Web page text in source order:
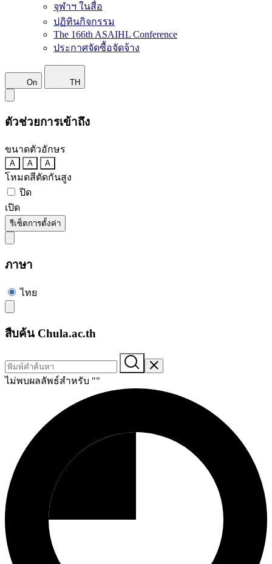
จุฬาฯ ในสื่อ
ปฏิทินกิจกรรม
The 166th ASAIHL Conference
ประกาศจัดซื้อจัดจ้าง
On TH
ตัวช่วยการเข้าถึง
ขนาดตัวอักษร
A A A
โหมดสีตัดกันสูง
ปิด
เปิด
รีเซ็ตการตั้งค่า
ภาษา
ไทย
สืบค้น Chula.ac.th
ไม่พบผลลัพธ์สำหรับ ""